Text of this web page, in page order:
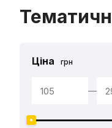
Ціна грн
—